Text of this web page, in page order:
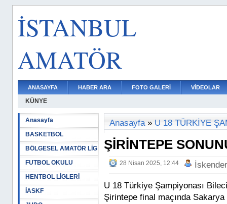
İSTANBUL
AMATÖR
ANASAYFA HABER ARA FOTO GALERİ VİDEOLAR
KÜNYE
Anasayfa
BASKETBOL
BÖLGESEL AMATÖR LİG
FUTBOL OKULU
HENTBOL LİGLERİ
İASKF
Anasayfa» U 18 TÜRKİYE
ŞİRİNTEPE
28 Nisan 2025, 12:44
U 18 Türkiye Şampiyonası
Şirintepe final maçında